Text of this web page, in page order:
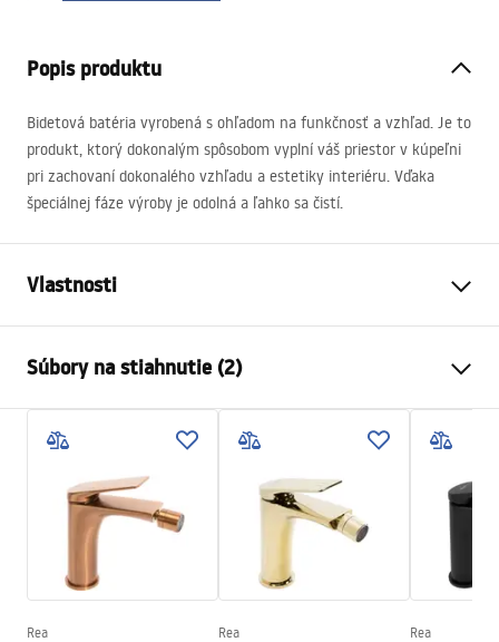
Popis produktu
Bidetová batéria vyrobená s ohľadom na funkčnosť a vzhľad. Je to
produkt, ktorý dokonalým spôsobom vyplní váš priestor v kúpeľni
pri zachovaní dokonalého vzhľadu a estetiky interiéru. Vďaka
špeciálnej fáze výroby je odolná a ľahko sa čistí.
Vlastnosti
Spôsob montáže
Farba
Zlatá
Typ výtoku
Pohyblivá
Materiál
Mosadz
Rozsah výtoku
115mm
Technológia povrchovej úpravy
PVD
Priemer pripojenia
Súbory na stiahnutie (2)
Návod na montáž
Záručné podmienky
Warranty_Terms_and_Conditions_Faucets_-_5.pdf
Rea Rea Rea